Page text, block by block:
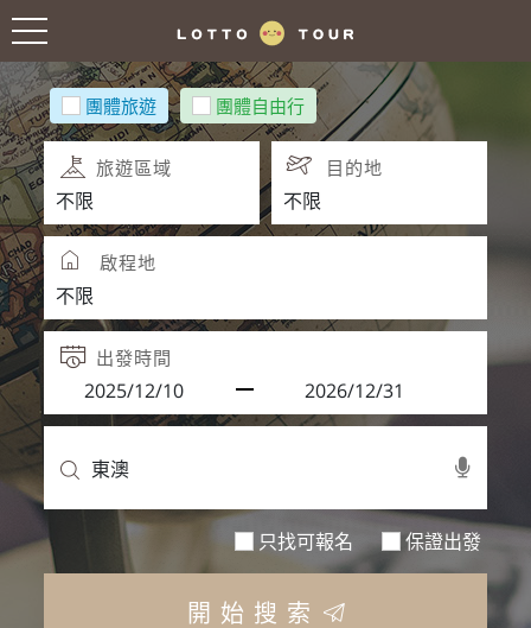
團體旅遊 團體自由行
旅遊區域 目的地
啟程地
出發時間
只找可報名 保證出發
開始搜索